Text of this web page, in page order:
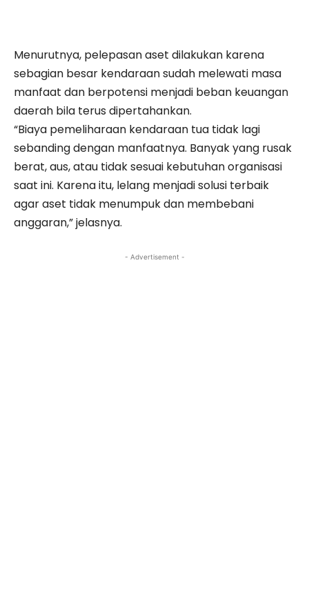
Menurutnya, pelepasan aset dilakukan karena
sebagian besar kendaraan sudah melewati masa
manfaat dan berpotensi menjadi beban keuangan
daerah bila terus dipertahankan.
“Biaya pemeliharaan kendaraan tua tidak lagi
sebanding dengan manfaatnya. Banyak yang rusak
berat, aus, atau tidak sesuai kebutuhan organisasi
saat ini. Karena itu, lelang menjadi solusi terbaik
agar aset tidak menumpuk dan membebani
anggaran,” jelasnya.
- Advertisement -